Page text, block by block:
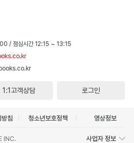
/ 점심시간 12:15 ~ 13:15
1:1고객상담 로그인
침 청소년보호정책 영상정보
INC. 사업자 정보